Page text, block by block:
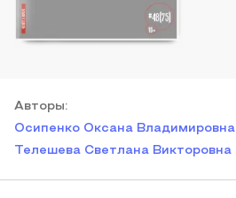
Авторы:
Осипенко Оксана Владимировна
Телешева Светлана Викторовна